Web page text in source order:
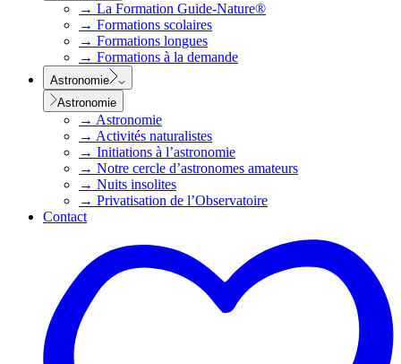
→ La Formation Guide-Nature®
→ Formations scolaires
→ Formations longues
→ Formations à la demande
Astronomie
Astronomie
→ Astronomie
→ Activités naturalistes
→ Initiations à l’astronomie
→ Notre cercle d’astronomes amateurs
→ Nuits insolites
→ Privatisation de l’Observatoire
Contact